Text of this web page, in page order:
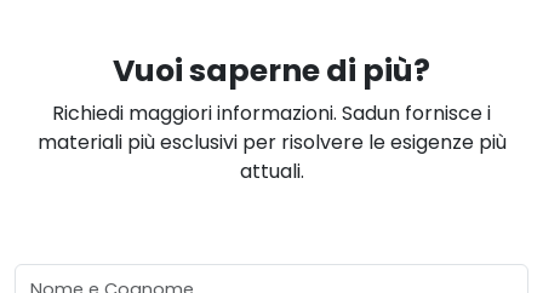
Vuoi saperne di più?
Richiedi maggiori informazioni. Sadun fornisce i
materiali più esclusivi per risolvere le esigenze più
attuali.
Nome e Cognome